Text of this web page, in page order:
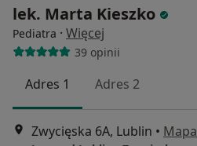
lek. Marta Kieszko
Pediatra · Więcej
39 opinii
Adres 1 Adres 2
Zwycięska 6A, Lublin • Mapa